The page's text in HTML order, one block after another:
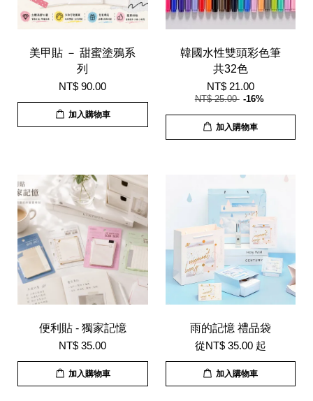
美甲貼 － 甜蜜塗鴉系
列
NT$ 90.00
加入購物車
韓國水性雙頭彩色筆
共32色
NT$ 21.00
NT$ 25.00 -16%
加入購物車
便利貼 - 獨家記憶
NT$ 35.00
加入購物車
雨的記憶 禮品袋
從NT$ 35.00 起
加入購物車